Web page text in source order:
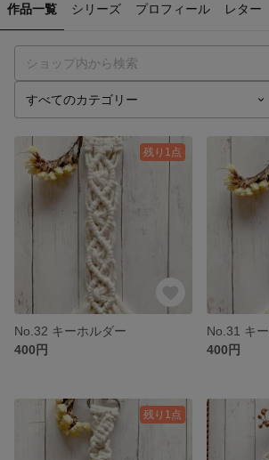
作品一覧 シリーズ プロフィール レター
残り1点
No.32 キーホルダー
400円
No.31 キ
400円
残り1点